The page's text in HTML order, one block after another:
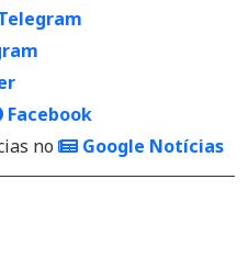
Facebook
no
Google Notícias